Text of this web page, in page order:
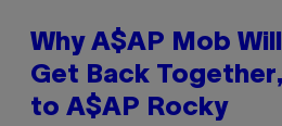
Why A$AP Mob
Get Back
to A$AP Rocky